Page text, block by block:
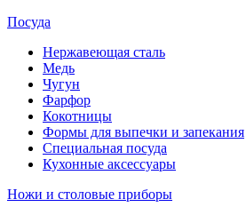
Посуда
Нержавеющая сталь
Медь
Чугун
Фарфор
Кокотницы
Формы для выпечки и запекания
Специальная посуда
Кухонные аксессуары
Ножи и столовые приборы